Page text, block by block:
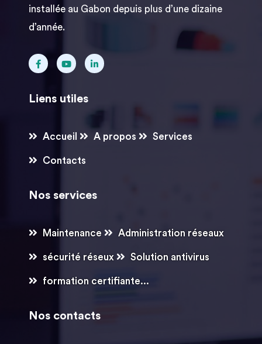
installée au Gabon depuis plus d’une dizaine
d’année.
Liens utiles
Accueil A propos Services
Contacts
Nos services
Maintenance Administration réseaux
sécurité réseux Solution antivirus
formation certifiante...
Nos contacts